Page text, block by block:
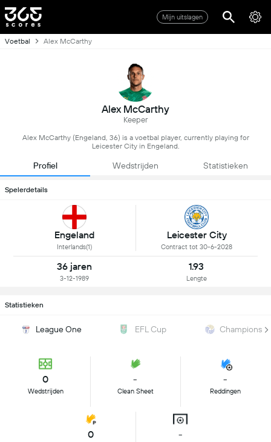
Mijn uitslagen
Voetbal Alex McCarthy
Alex McCarthy
Keeper
Alex McCarthy (Engeland, 36) is a voetbal player, currently playing for
Leicester City in Engeland.
Profiel Wedstrijden Statistieken
Spelerdetails
Engeland
Interlands(1)
Leicester City
Contract tot 30-6-2028
36 jaren
3-12-1989
1.93
Lengte
Statistieken
League One EFL Cup
0
Wedstrijden
-
Clean Sheet
-
Reddingen
0 -